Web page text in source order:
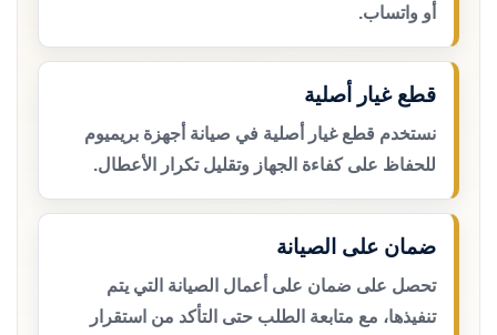
أو واتساب.
قطع غيار أصلية
نستخدم قطع غيار أصلية في صيانة أجهزة بريميوم
للحفاظ على كفاءة الجهاز وتقليل تكرار الأعطال.
ضمان على الصيانة
تحصل على ضمان على أعمال الصيانة التي يتم
تنفيذها، مع متابعة الطلب حتى التأكد من استقرار